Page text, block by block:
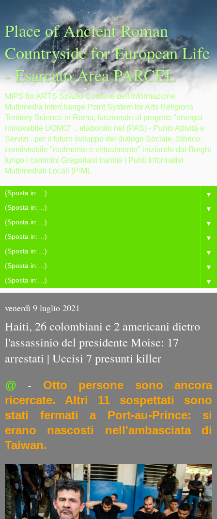
Place of Ancient Roman
Countryside for European Life
- Esarcato Area PARCEL
MIPS for ARTS Spazio Comune dell'Informazione
Multimedia Interchange Point System for Arts Religions
Territory Science in Roma, funzionale al progetto "energia
rinnovabile UOMO" .. elaborato nel (PAS) - Punto Attività e
Servizi ..per il futuro sviluppo del dialogo Sociale, Storico,
condivisibile "realmente e virtualmente" iniziando dai Borghi
lungo i cammini Gregoriani tramite i Punti Informativi
Multimediali Locali (PIM).
▼
▼
▼
▼
▼
▼
▼
venerdì 9 luglio 2021
Haiti, 26 colombiani e 2 americani dietro
l'assassinio del presidente Moise: 17
arrestati | Uccisi 7 presunti killer
@ - Otto persone sono ancora
ricercate. Altri 11 sospettati sono
stati fermati a Port-au-Prince: si
erano nascosti nell'ambasciata di
Taiwan.